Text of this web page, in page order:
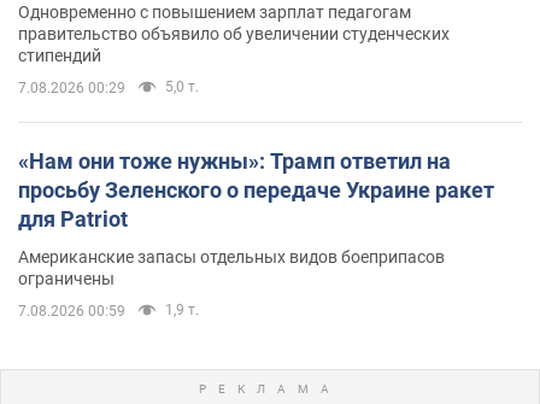
Одновременно с повышением зарплат педагогам
правительство объявило об увеличении студенческих
стипендий
7.08.2026 00:29 5,0 т.
«Нам они тоже нужны»: Трамп ответил на
просьбу Зеленского о передаче Украине ракет
для Patriot
Американские запасы отдельных видов боеприпасов
ограничены
7.08.2026 00:59 1,9 т.